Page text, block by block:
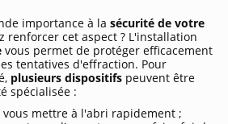
importance à la sécurité de votre
renforcer cet aspect ? L'installation
vous permet de protéger efficacement
tentatives d'effraction. Pour
plusieurs dispositifs peuvent être
spécialisée :
vous mettre à l'abri rapidement ;